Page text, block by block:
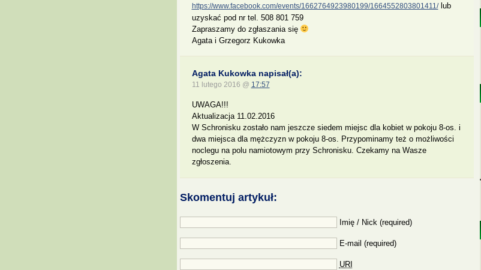
https://www.facebook.com/events/1662764923980199/1664552803801411/lub
uzyskać pod nr tel. 508 801 759
Zapraszamy do zgłaszania się
Agata i Grzegorz Kukowka
Agata Kukowka napisał(a):
11 lutego 2016 @ 17:57
UWAGA!!!
Aktualizacja 11.02.2016
W Schronisku zostało nam jeszcze siedem miejsc dla kobiet w pokoju 8-os. i
dwa miejsca dla mężczyzn w pokoju 8-os. Przypominamy też o możliwości
noclegu na polu namiotowym przy Schronisku. Czekamy na Wasze
zgłoszenia.
Skomentuj artykuł:
Imię / Nick (required)
E-mail (required)
URI